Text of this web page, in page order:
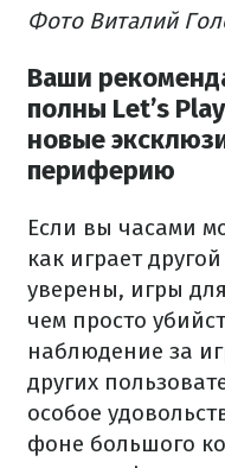
Фото Виталий
Ваши
полны Let’s
новые
периферию
Если вы часами
как играет
уверены, игры
чем просто
наблюдение за
других
особое
фоне большого